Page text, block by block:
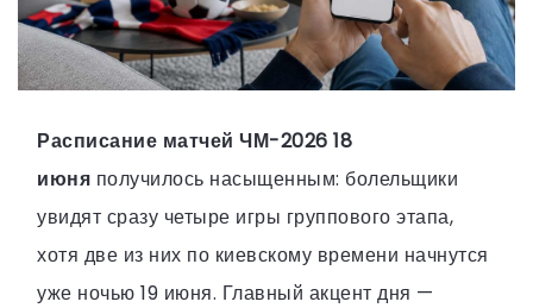
Расписание матчей ЧМ-2026 18
июня получилось насыщенным: болельщики
увидят сразу четыре игры группового этапа,
хотя две из них по киевскому времени начнутся
уже ночью 19 июня. Главный акцент дня —